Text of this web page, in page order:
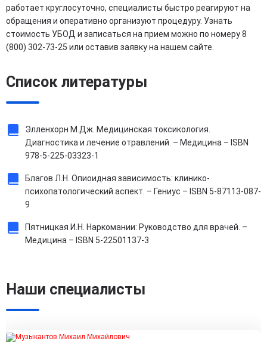
работает круглосуточно, специалисты быстро реагируют на
обращения и оперативно организуют процедуру. Узнать
стоимость УБОД и записаться на прием можно по номеру 8
(800) 302-73-25 или оставив заявку на нашем сайте.
Список литературы
Элленхорн М.Дж. Медицинская токсикология.
Диагностика и лечение отравлений. – Медицина – ISBN
978-5-225-03323-1
Благов Л.Н. Опиоидная зависимость: клинико-
психопатологический аспект. – Гениус – ISBN 5-87113-087-
9
Пятницкая И.Н. Наркомании: Руководство для врачей. –
Медицина – ISBN 5-22501137-3
Наши специалисты